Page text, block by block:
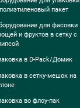
пакет
для фасовки
и фруктов в сетку с
в D-Pack/Домик
в сетку-мешок на
во флоу-пак